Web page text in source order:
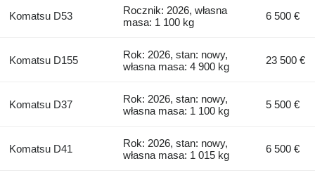
Komatsu D53
Rocznik: 2026, własna
masa: 1 100 kg
6 500 €
Komatsu D155
Rok: 2026, stan: nowy,
własna masa: 4 900 kg
23 500 €
Komatsu D37
Rok: 2026, stan: nowy,
własna masa: 1 100 kg
5 500 €
Komatsu D41
Rok: 2026, stan: nowy,
własna masa: 1 015 kg
6 500 €